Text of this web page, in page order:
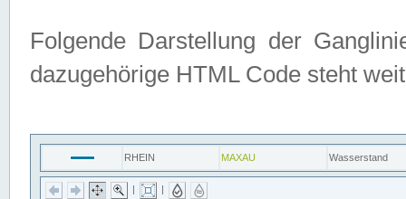
Folgende Darstellung der
dazugehörige HTML Code steht